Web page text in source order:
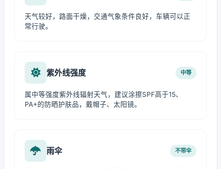
天气较好，路面干燥，交通气象条件良好，车辆可以正
常行驶。
紫外线强度 中等
属中等强度紫外线辐射天气，建议涂擦SPF高于15、
PA+的防晒护肤品，戴帽子、太阳镜。
雨伞 不带伞